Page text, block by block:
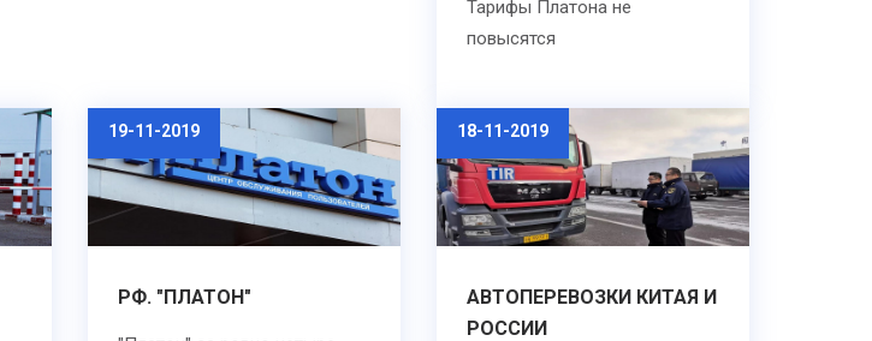
Тарифы Платона не
повысятся
19-11-2019
РФ. "ПЛАТОН"
18-11-2019
АВТОПЕРЕВОЗКИ КИТАЯ И
РОССИИ